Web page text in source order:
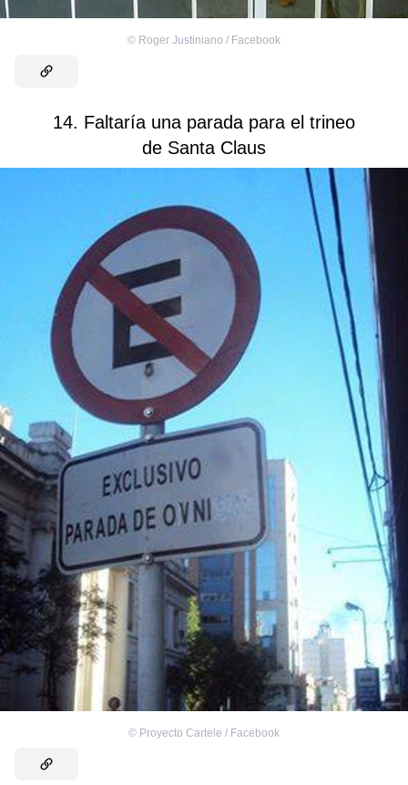
© ‎Roger Justiniano‎ / Facebook
14. Faltaría una parada para el trineo
de Santa Claus
© Proyecto Cartele / Facebook